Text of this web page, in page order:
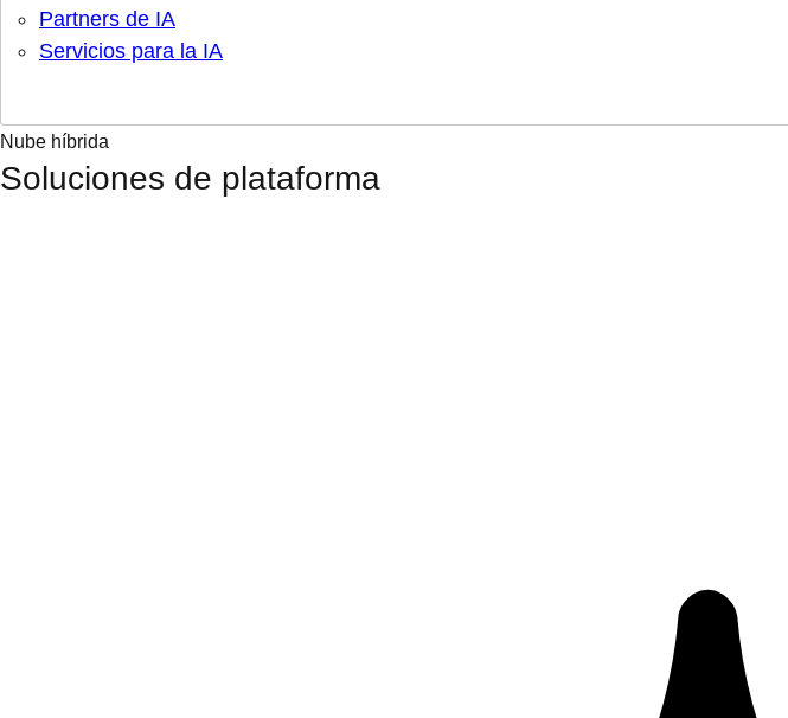
Partners de IA
Servicios para la IA
Nube híbrida
Soluciones de plataforma